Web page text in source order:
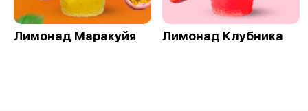
Лимонад Маракуйя Лимонад Клубника